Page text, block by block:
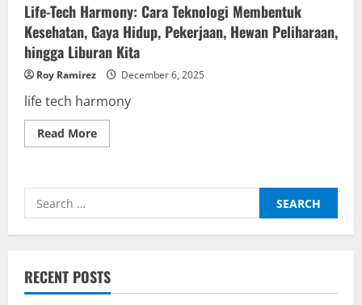
Life-Tech Harmony: Cara Teknologi Membentuk
Kesehatan, Gaya Hidup, Pekerjaan, Hewan Peliharaan,
hingga Liburan Kita
Roy Ramirez December 6, 2025
life tech harmony
Read MoreRead
more
Harmony:
Membentuk
Kesehatan,
Pekerjaan,
Hewan
Peliharaan,
Search
for:
RECENT POSTS